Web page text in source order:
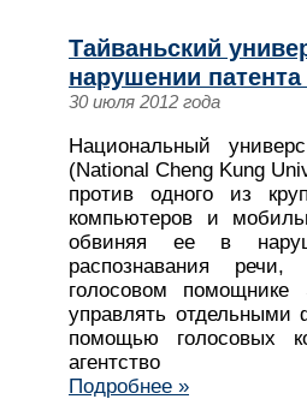
Тайваньский
нарушении
30 июля 2012 года
Национальный
(National Cheng Kung
против одного из
компьютеров и
обвиняя ее в
распознавания
голосовом
управлять
помощью голосовых
агентство
Подробнее »